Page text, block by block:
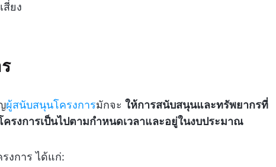
สี่ยง
ผู้สนับสนุนโครงการมักจะ ให้การสนับสนุนและทรัพยากรที่
ครงการเป็นไปตามกำหนดเวลาและอยู่ในงบประมาณ
งการ ได้แก่: